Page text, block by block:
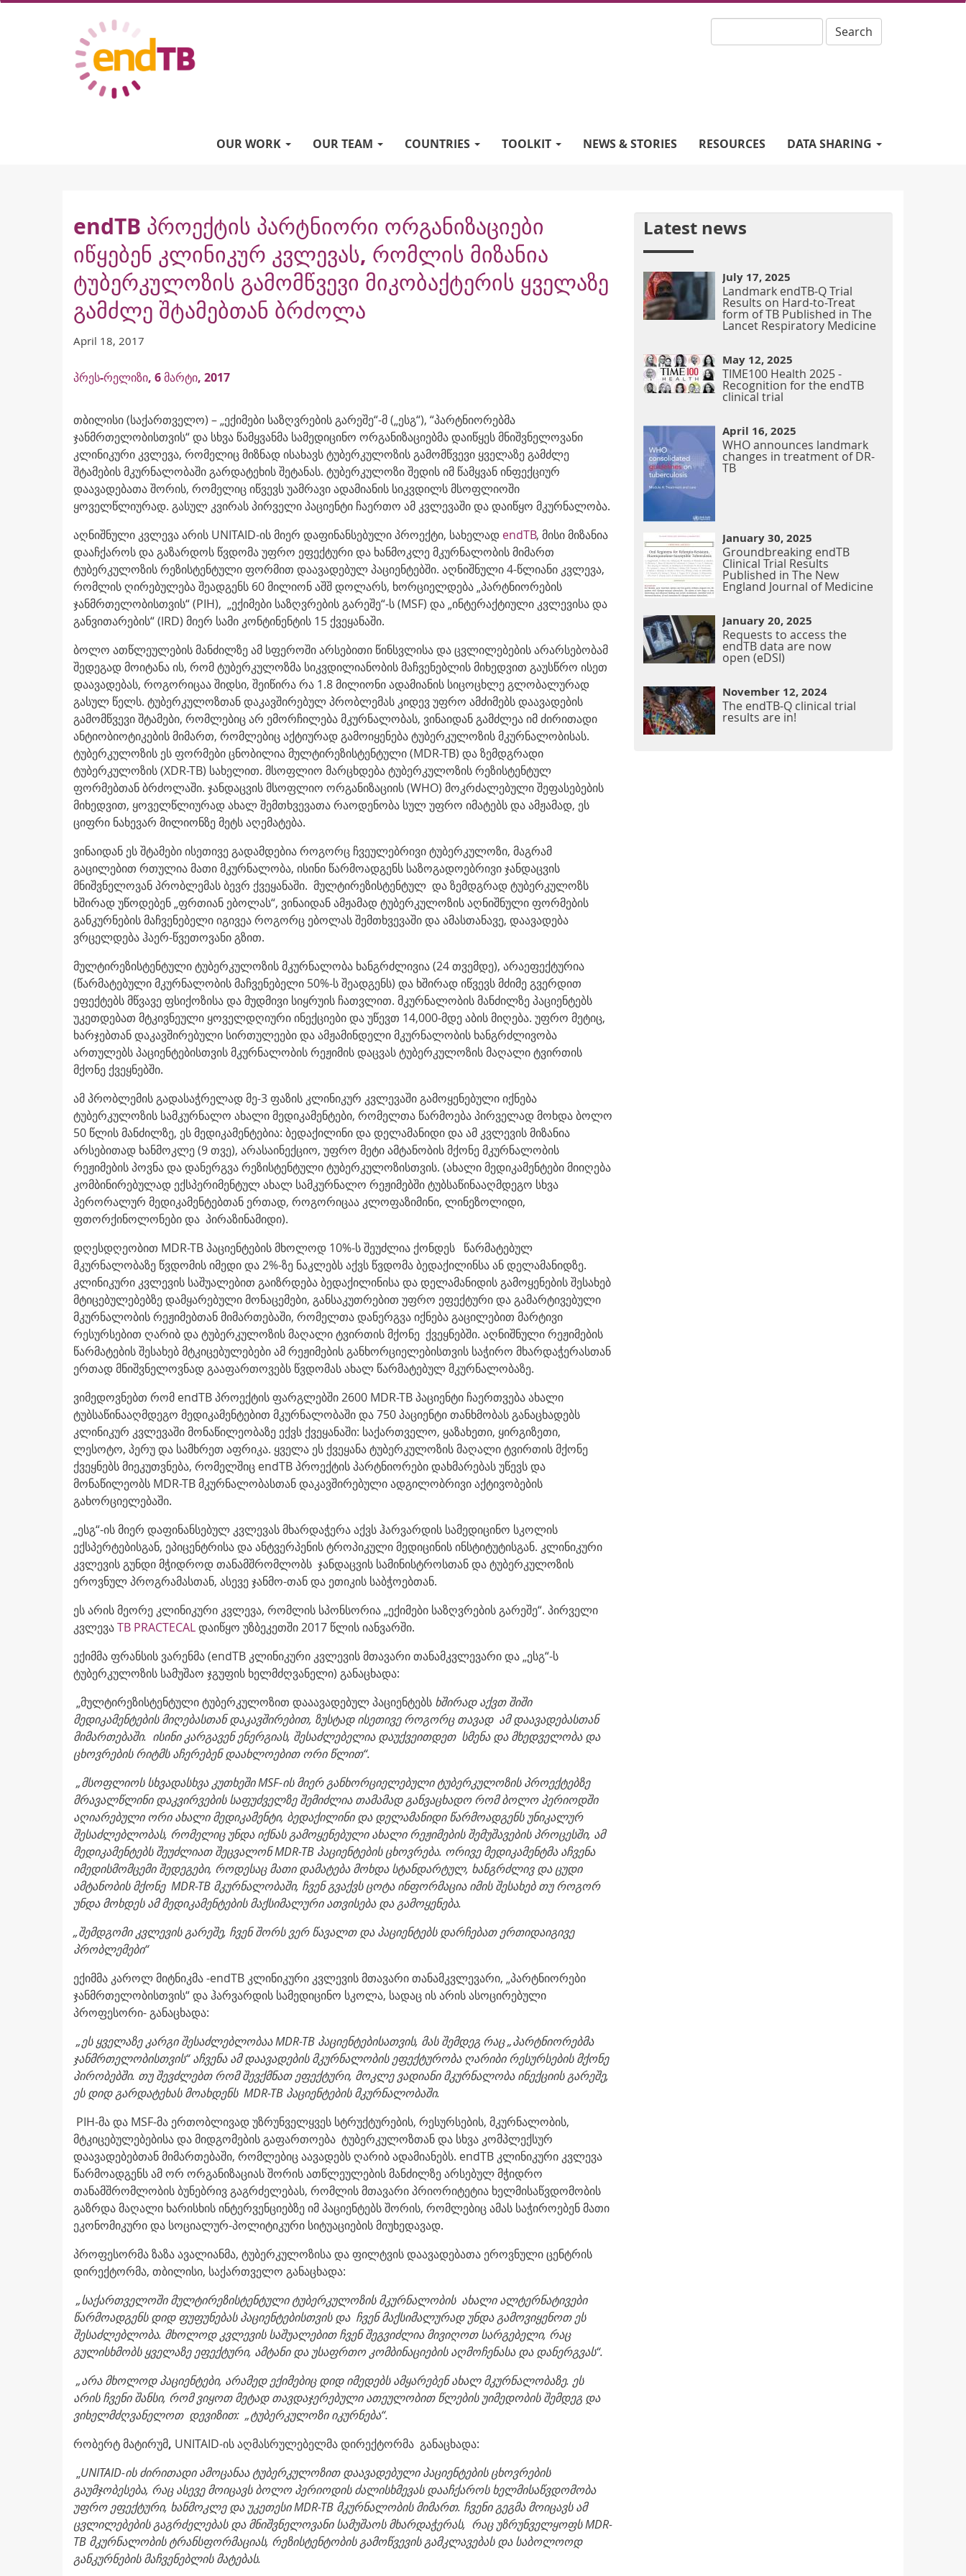
navigation
OUR WORK OUR TEAM COUNTRIES TOOLKIT NEWS & STORIES RESOURCES DATA SHARING
endTB პროექტის პარტნიორი ორგანიზაციები
იწყებენ კლინიკურ კვლევას, რომლის მიზანია
ტუბერკულოზის გამომწვევი მიკობაქტერის ყველაზე
გამძლე შტამებთან ბრძოლა
April 18, 2017
პრეს-რელიზი, 6 მარტი, 2017
თბილისი (საქართველო) – „ექიმები საზღვრების გარეშე“-მ („ესგ“), “პარტნიორებმა
ჯანმრთელობისთვის“ და სხვა წამყვანმა სამედიცინო ორგანიზაციებმა დაიწყეს მნიშვნელოვანი
კლინიკური კვლევა, რომელიც მიზნად ისახავს ტუბერკულოზის გამომწვევი ყველაზე გამძლე
შტამების მკურნალობაში გარდატეხის შეტანას. ტუბერკულოზი შედის იმ წამყვან ინფექციურ
დაავადებათა შორის, რომელიც იწვევს უამრავი ადამიანის სიკვდილს მსოფლიოში
ყოველწლიურად. გასულ კვირას პირველი პაციენტი ჩაერთო ამ კვლევაში და დაიწყო მკურნალობა.
აღნიშნული კვლევა არის UNITAID-ის მიერ დაფინანსებული პროექტი, სახელად endTB, მისი მიზანია
დააჩქაროს და გაზარდოს წვდომა უფრო ეფექტური და ხანმოკლე მკურნალობის მიმართ
ტუბერკულოზის რეზისტენტული ფორმით დაავადებულ პაციენტებში. აღნიშნული 4-წლიანი კვლევა,
რომლის ღირებულება შეადგენს 60 მილიონ აშშ დოლარს, ხორციელდება „პარტნიორების
ჯანმრთელობისთვის“ (PIH), „ექიმები საზღვრების გარეშე“-ს (MSF) და „ინტერაქტიული კვლევისა და
განვითარების“ (IRD) მიერ სამი კონტინენტის 15 ქვეყანაში.
ბოლო ათწლეულების მანძილზე ამ სფეროში არსებითი წინსვლისა და ცვლილებების არარსებობამ
შედეგად მოიტანა ის, რომ ტუბერკულოზმა სიკვდილიანობის მაჩვენებლის მიხედვით გაუსწრო ისეთ
დაავადებას, როგორიცაა შიდსი, შეიწირა რა 1.8 მილიონი ადამიანის სიცოცხლე გლობალურად
გასულ წელს. ტუბერკულოზთან დაკავშირებულ პრობლემას კიდევ უფრო ამძიმებს დაავადების
გამომწვევი შტამები, რომლებიც არ ემორჩილება მკურნალობას, ვინაიდან გამძლეა იმ ძირითადი
ანტიობიოტიკების მიმართ, რომლებიც აქტიურად გამოიყენება ტუბერკულოზის მკურნალობისას.
ტუბერკულოზის ეს ფორმები ცნობილია მულტირეზისტენტული (MDR-TB) და ზემდგრადი
ტუბერკულოზის (XDR-TB) სახელით. მსოფლიო მარცხდება ტუბერკულოზის რეზისტენტულ
ფორმებთან ბრძოლაში. ჯანდაცვის მსოფლიო ორგანიზაციის (WHO) მოკრძალებული შეფასებების
მიხედვით, ყოველწლიურად ახალ შემთხვევათა რაოდენობა სულ უფრო იმატებს და ამჟამად, ეს
ციფრი ნახევარ მილიონზე მეტს აღემატება.
ვინაიდან ეს შტამები ისეთივე გადამდებია როგორც ჩვეულებრივი ტუბერკულოზი, მაგრამ
გაცილებით რთულია მათი მკურნალობა, ისინი წარმოადგენს საზოგადოებრივი ჯანდაცვის
მნიშვნელოვან პრობლემას ბევრ ქვეყანაში. მულტირეზისტენტულ და ზემდგრად ტუბერკულოზს
ხშირად უწოდებენ „ფრთიან ებოლას“, ვინაიდან ამჟამად ტუბერკულოზის აღნიშნული ფორმების
განკურნების მაჩვენებელი იგივეა როგორც ებოლას შემთხვევაში და ამასთანავე, დაავადება
ვრცელდება ჰაერ-წვეთოვანი გზით.
მულტირეზისტენტული ტუბერკულოზის მკურნალობა ხანგრძლივია (24 თვემდე), არაეფექტურია
(წარმატებული მკურნალობის მაჩვენებელი 50%-ს შეადგენს) და ხშირად იწვევს მძიმე გვერდით
ეფექტებს მწვავე ფსიქოზისა და მუდმივი სიყრუის ჩათვლით. მკურნალობის მანძილზე პაციენტებს
უკეთდებათ მტკივნეული ყოველდღიური ინექციები და უწევთ 14,000-მდე აბის მიღება. უფრო მეტიც,
ხარჯებთან დაკავშირებული სირთულეები და ამჟამინდელი მკურნალობის ხანგრძლივობა
ართულებს პაციენტებისთვის მკურნალობის რეჟიმის დაცვას ტუბერკულოზის მაღალი ტვირთის
მქონე ქვეყნებში.
ამ პრობლემის გადასაჭრელად მე-3 ფაზის კლინიკურ კვლევაში გამოყენებული იქნება
ტუბერკულოზის სამკურნალო ახალი მედიკამენტები, რომელთა წარმოება პირველად მოხდა ბოლო
50 წლის მანძილზე, ეს მედიკამენტებია: ბედაქილინი და დელამანიდი და ამ კვლევის მიზანია
არსებითად ხანმოკლე (9 თვე), არასაინექციო, უფრო მეტი ამტანობის მქონე მკურნალობის
რეჟიმების პოვნა და დანერგვა რეზისტენტული ტუბერკულოზისთვის. (ახალი მედიკამენტები მიიღება
კომბინირებულად ექსპერიმენტულ ახალ სამკურნალო რეჟიმებში ტუბსაწინააღმდეგო სხვა
პერორალურ მედიკამენტებთან ერთად, როგორიცაა კლოფაზიმინი, ლინეზოლიდი,
ფთორქინოლონები და პირაზინამიდი).
დღესდღეობით MDR-TB პაციენტების მხოლოდ 10%-ს შეუძლია ქონდეს წარმატებულ
მკურნალობაზე წვდომის იმედი და 2%-ზე ნაკლებს აქვს წვდომა ბედაქილინსა ან დელამანიდზე.
კლინიკური კვლევის საშუალებით გაიზრდება ბედაქილინისა და დელამანიდის გამოყენების შესახებ
მტიცებულებებზე დამყარებული მონაცემები, განსაკუთრებით უფრო ეფექტური და გამარტივებული
მკურნალობის რეჟიმებთან მიმართებაში, რომელთა დანერგვა იქნება გაცილებით მარტივი
რესურსებით ღარიბ და ტუბერკულოზის მაღალი ტვირთის მქონე ქვეყნებში. აღნიშნული რეჟიმების
წარმატების შესახებ მტკიცებულებები ამ რეჟიმების განხორციელებისთვის საჭირო მხარდაჭერასთან
ერთად მნიშვნელოვნად გააფართოვებს წვდომას ახალ წარმატებულ მკურნალობაზე.
ვიმედოვნებთ რომ endTB პროექტის ფარგლებში 2600 MDR-TB პაციენტი ჩაერთვება ახალი
ტუბსაწინააღმდეგო მედიკამენტებით მკურნალობაში და 750 პაციენტი თანხმობას განაცხადებს
კლინიკურ კვლევაში მონაწილეობაზე ექვს ქვეყანაში: საქართველო, ყაზახეთი, ყირგიზეთი,
ლესოტო, პერუ და სამხრეთ აფრიკა. ყველა ეს ქვეყანა ტუბერკულოზის მაღალი ტვირთის მქონე
ქვეყნებს მიეკუთვნება, რომელშიც endTB პროექტის პარტნიორები დახმარებას უწევს და
მონაწილეობს MDR-TB მკურნალობასთან დაკავშირებული ადგილობრივი აქტივობების
გახორციელებაში.
„ესგ“-ის მიერ დაფინანსებულ კვლევას მხარდაჭერა აქვს ჰარვარდის სამედიცინო სკოლის
ექსპერტებისგან, ეპიცენტრისა და ანტვერპენის ტროპიკული მედიცინის ინსტიტუტისგან. კლინიკური
კვლევის გუნდი მჭიდროდ თანამშრომლობს ჯანდაცვის სამინისტროსთან და ტუბერკულოზის
ეროვნულ პროგრამასთან, ასევე ჯანმო-თან და ეთიკის საბჭოებთან.
ეს არის მეორე კლინიკური კვლევა, რომლის სპონსორია „ექიმები საზღვრების გარეშე“. პირველი
კვლევაTB PRACTECALდაიწყო უზბეკეთში 2017 წლის იანვარში.
ექიმმა ფრანსის ვარენმა (endTB კლინიკური კვლევის მთავარი თანამკვლევარი და „ესგ“-ს
ტუბერკულოზის სამუშაო ჯგუფის ხელმძღვანელი) განაცხადა:
„მულტირეზისტენტული ტუბერკულოზით დააავადებულ პაციენტებს ხშირადაქვთ შიში
მედიკამენტების მიღებასთან დაკავშირებით, ზუსტად ისეთივე როგორც თავად ამ დაავადებასთან
მიმართებაში. ისინი კარგავენ ენერგიას, შესაძლებელია დაუქვეითდეთ სმენა და მხედველობა და
ცხოვრების რიტმს აჩერებენ დაახლოებით ორი წლით“.
„მსოფლიოს სხვადასხვა კუთხეშიMSF-ის მიერ განხორციელებული ტუბერკულოზის პროექტებზე
მრავალწლინი დაკვირვების საფუძველზე შემიძლია თამამად განვაცხადო რომ ბოლო პერიოდში
აღიარებული ორი ახალი მედიკამენტი, ბედაქილინი და დელამანიდი წარმოადგენს უნიკალურ
შესაძლებლობას, რომელიც უნდა იქნას გამოყენებული ახალი რეჟიმების შემუშავების პროცესში, ამ
მედიკამენტებს შეუძლიათ შეცვალონMDR-TB პაციენტების ცხოვრება. ორივე მედიკამენტმა აჩვენა
იმედისმომცემი შედეგები, როდესაც მათი დამატება მოხდა სტანდარტულ, ხანგრძლივ და ცუდი
ამტანობის მქონე MDR-TB მკურნალობაში, ჩვენ გვაქვს ცოტა ინფორმაცია იმის შესახებ თუ როგორ
უნდა მოხდეს ამ მედიკამენტების მაქსიმალური ათვისება და გამოყენება.
„შემდგომი კვლევის გარეშე, ჩვენ შორს ვერ წავალთ და პაციენტებს დარჩებათ ერთიდაიგივე
პრობლემები“
ექიმმა კაროლ მიტნიკმა -endTB კლინიკური კვლევის მთავარი თანამკვლევარი, „პარტნიორები
ჯანმრთელობისთვის“ და ჰარვარდის სამედიცინო სკოლა, სადაც ის არის ასოცირებული
პროფესორი- განაცხადა:
„ეს ყველაზე კარგი შესაძლებლობააMDR-TB პაციენტებისათვის, მას შემდეგ რაც„პარტნიორებმა
ჯანმრთელობისთვის“ აჩვენა ამ დაავადების მკურნალობის ეფექტურობა ღარიბი რესურსების მქონე
პირობებში. თუ შევძლებთ რომ შევქმნათ ეფექტური, მოკლე ვადიანი მკურნალობა ინექციისგარეშე,
ეს დიდგარდატეხას მოახდენს MDR-TB პაციენტების მკურნალობაში.
PIH-მა და MSF-მა ერთობლივად უზრუნველყვეს სტრუქტურების, რესურსების, მკურნალობის,
მტკიცებულებებისა და მიდგომების გაფართოება ტუბერკულოზთან და სხვა კომპლექსურ
დაავადებებთან მიმართებაში, რომლებიც აავადებს ღარიბ ადამიანებს. endTB კლინიკური კვლევა
წარმოადგენს ამ ორ ორგანიზაციას შორის ათწლეულების მანძილზე არსებულ მჭიდრო
თანამშრომლობის ბუნებრივ გაგრძელებას, რომლის მთავარი პრიორიტეტია ხელმისაწვდომობის
გაზრდა მაღალი ხარისხის ინტერვენციებზე იმ პაციენტებს შორის, რომლებიც ამას საჭიროებენ მათი
ეკონომიკური და სოციალურ-პოლიტიკური სიტუაციების მიუხედავად.
პროფესორმა ზაზა ავალიანმა, ტუბერკულოზისა და ფილტვის დაავადებათა ეროვნული ცენტრის
დირექტორმა, თბილისი, საქართველო განაცხადა:
„საქართველოში მულტირეზისტენტული ტუბერკულოზის მკურნალობის ახალი ალტერნატივები
წარმოადგენს დიდ ფუფუნებას პაციენტებისთვის და ჩვენ მაქსიმალურად უნდაგამოვიყენოთ ეს
შესაძლებლობა. მხოლოდ კვლევის საშუალებით ჩვენ შეგვიძლია მივიღოთ სარგებელი, რაც
გულისხმობს ყველაზე ეფექტური, ამტანი და უსაფრთო კომბინაციების აღმოჩენასა და დანერგვას“.
„არა მხოლოდ პაციენტები, არამედ ექიმებიც დიდ იმედებს ამყარებენ ახალ მკურნალობაზე. ეს
არის ჩვენი შანსი, რომ ვიყოთ მეტად თავდაჯერებული ათეულობით წლების უიმედობის შემდეგ და
ვიხელმძღვანელოთ დევიზით: „ტუბერკულოზი იკურნება“.
რობერტმატირუმ, UNITAID-ის აღმასრულებელმა დირექტორმა განაცხადა:
„UNITAID-ის ძირითადი ამოცანაა ტუბერკულოზით დაავადებული პაციენტების ცხოვრების
გაუმჯობესება, რაც ასევე მოიცავს ბოლო პერიოდის ძალისხმევას დააჩქაროს ხელმისაწვდომობა
უფრო ეფექტური, ხანმოკლე და უკეთესიMDR-TB მკურნალობის მიმართ. ჩვენი გეგმა მოიცავს ამ
ცვლილებების გაგრძელებას და მნიშვნელოვანი სამუშაოს მხარდაჭერას, რაც უზრუნველყოფსMDR-
TB მკურნალობის ტრანსფორმაციას, რეზისტენტობის გამოწვევის გამკლავებას და საბოლოოდ
განკურნების მაჩვენებლის მატებას.
Latest news
July 17, 2025
Landmark endTB-Q Trial
Results on Hard-to-Treat
form of TB Published in The
Lancet Respiratory Medicine
May 12, 2025
TIME100 Health 2025 -
Recognition for the endTB
clinical trial
April 16, 2025
WHO announces landmark
changes in treatment of DR-
TB
January 30, 2025
Groundbreaking endTB
Clinical Trial Results
Published in The New
England Journal of Medicine
January 20, 2025
Requests to access the
endTB data are now
open (eDSI)
November 12, 2024
The endTB-Q clinical trial
results are in!